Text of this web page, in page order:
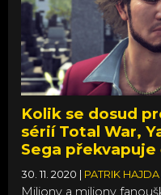
Kolik se dosud
sérií Total War,
Sega překvapuje
30. 11. 2020 PATRIK HAJDA